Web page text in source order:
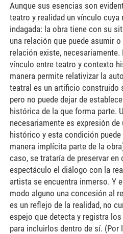
Aunque sus esencias son
teatro y realidad un vínculo cuya
indagada: la obra tiene con su
una relación que puede asumir
relación existe,
vínculo entre teatro y contexto
manera permite relativizar la
teatral es un artificio construido
pero no puede dejar de
histórica de la que forma parte.
necesariamente es expresión
histórico y esta condición
manera implícita parte de la
caso, se trataría de preservar en
espectáculo el diálogo con la
artista se encuentra inmerso. Y
modo alguno una concesión al
es un reflejo de la realidad, no
espejo que detecta y registra
para incluirlos dentro de sí. (Por